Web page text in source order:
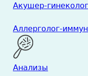
Акушер-гинеколог
Аллерголог-
Анализы